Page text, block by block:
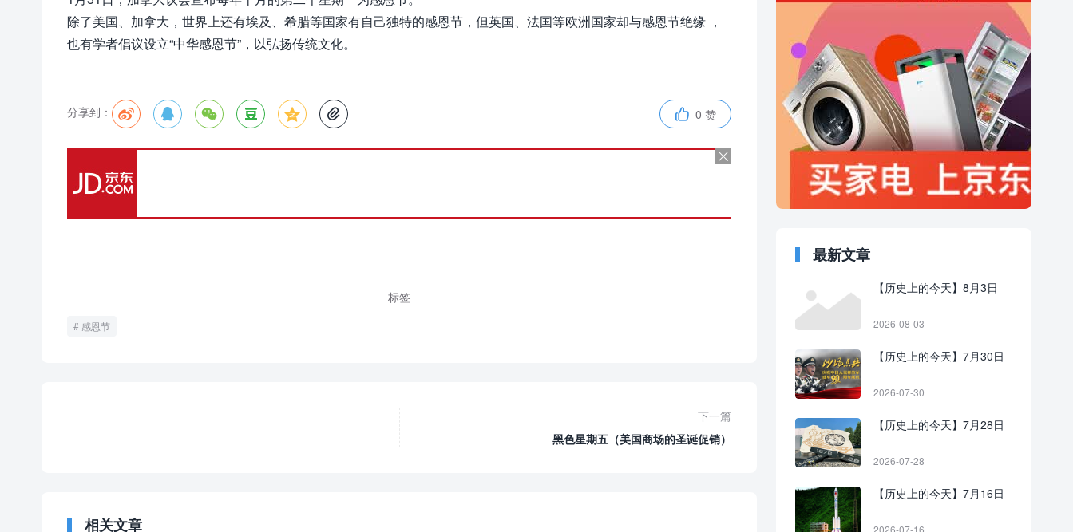
除了美国、加拿大，世界上还有埃及、希腊等国家有自己独特的感恩节，但英国、法国等欧洲国家却与感恩节绝缘 ，
也有学者倡议设立“中华感恩节”，以弘扬传统文化。
分享到：        0 赞
标签
感恩节
下一篇
黑色星期五（美国商场的圣诞促销）
相关文章
最新文章
【历史上的今天】8月3日
2026-08-03
【历史上的今天】7月30日
2026-07-30
【历史上的今天】7月28日
2026-07-28
【历史上的今天】7月16日
2026-07-16